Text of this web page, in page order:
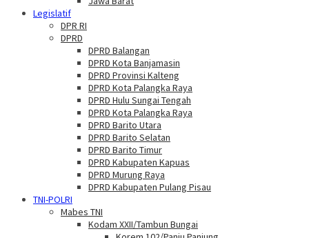
Legislatif
DPR RI
DPRD
DPRD Balangan
DPRD Kota Banjamasin
DPRD Provinsi Kalteng
DPRD Kota Palangka Raya
DPRD Hulu Sungai Tengah
DPRD Kota Palangka Raya
DPRD Barito Utara
DPRD Barito Selatan
DPRD Barito Timur
DPRD Kabupaten Kapuas
DPRD Murung Raya
DPRD Kabupaten Pulang Pisau
TNI-POLRI
Mabes TNI
Kodam XXII/Tambun Bungai